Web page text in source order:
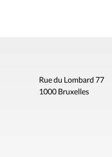
Rue du Lombard 77
1000 Bruxelles